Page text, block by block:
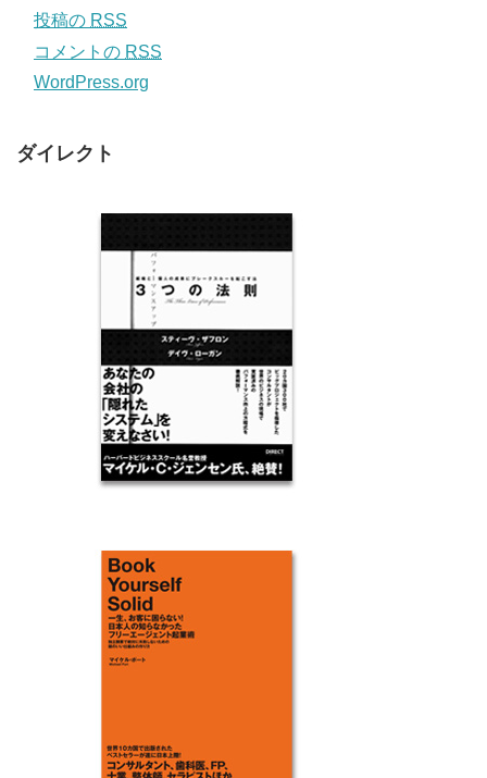
投稿の RSS
コメントの RSS
WordPress.org
ダイレクト